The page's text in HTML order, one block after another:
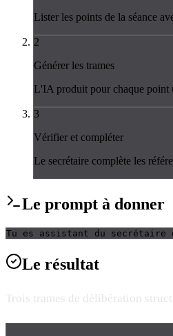
Lister les points de la séance
2
Générer les trames
L'IA produit pour chaque point
3
Vérifier et compléter
Le secrétaire complète les
Le prompt à donner
Tu es assistant du
Le résultat
Trois trames de délibération